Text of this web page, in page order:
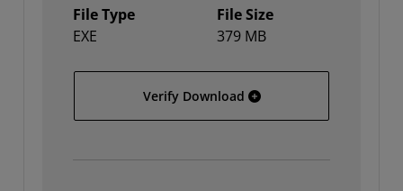
File Type
EXE
File Size
379 MB
Verify Download 32-bit Windows